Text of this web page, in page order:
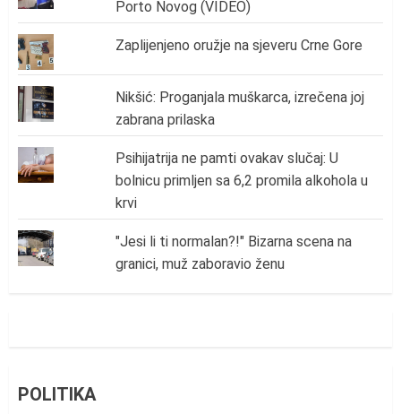
Porto Novog (VIDEO)
Zaplijenjeno oružje na sjeveru Crne Gore
Nikšić: Proganjala muškarca, izrečena joj
zabrana prilaska
Psihijatrija ne pamti ovakav slučaj: U
bolnicu primljen sa 6,2 promila alkohola u
krvi
"Jesi li ti normalan?!" Bizarna scena na
granici, muž zaboravio ženu
POLITIKA